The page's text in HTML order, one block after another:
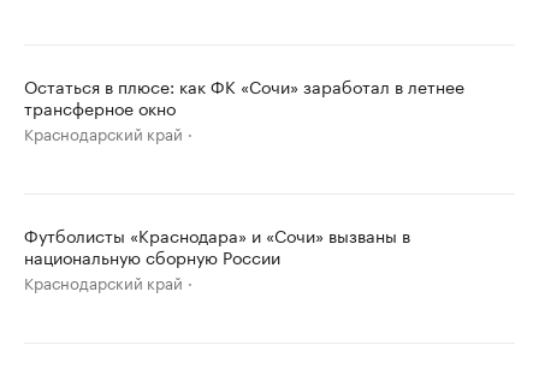
Остаться в плюсе: как ФК «Сочи» заработал в летнее
трансферное окно
Краснодарский край
Футболисты «Краснодара» и «Сочи» вызваны в
национальную сборную России
Краснодарский край